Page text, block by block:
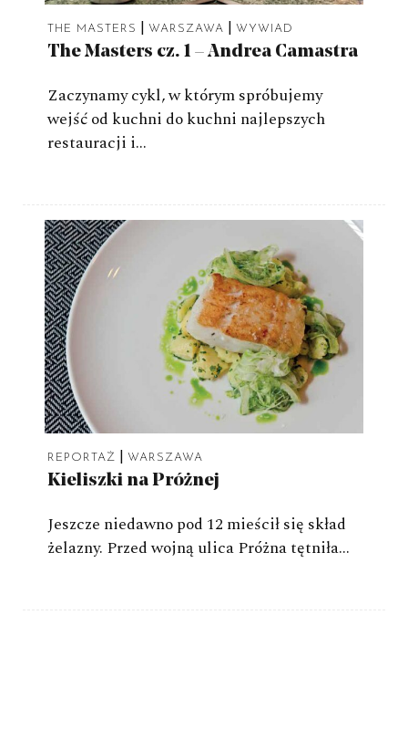
THE MASTERS | WARSZAWA | WYWIAD
The Masters cz. 1 – Andrea Camastra
Zaczynamy cykl, w którym spróbujemy
wejść od kuchni do kuchni najlepszych
restauracji i…
REPORTAŻ | WARSZAWA
Kieliszki na Próżnej
Jeszcze niedawno pod 12 mieścił się skład
żelazny. Przed wojną ulica Próżna tętniła…